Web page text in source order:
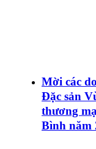
Mời các
Đặc sản
thương
Bình năm